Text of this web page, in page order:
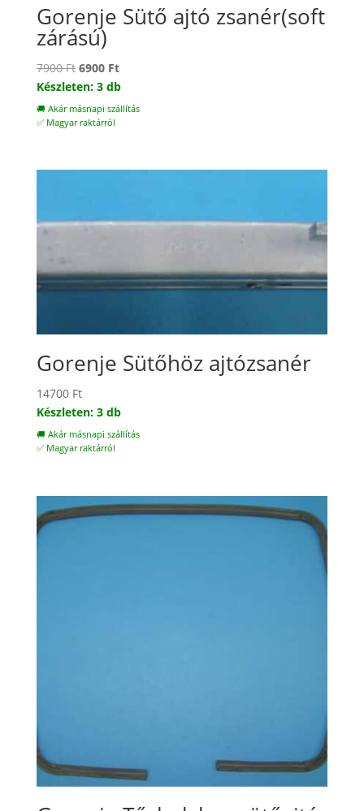
Gorenje Sütő ajtó zsanér(soft
zárású)
7900Ft Original
price
was:
7900 Ft.
6900 FtCurrent
price
is:
Készleten: 3 db
🚚 Akár másnapi szállítás
✅ Magyar raktárról
Gorenje Sütőhöz ajtózsanér
14700 Ft
Készleten: 3 db
🚚 Akár másnapi szállítás
✅ Magyar raktárról